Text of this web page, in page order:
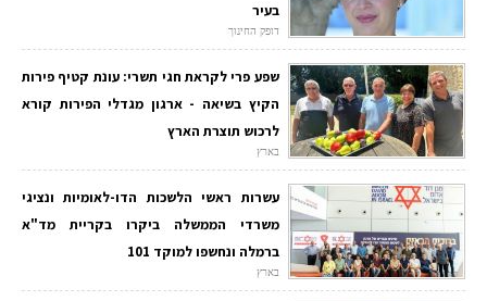
בעיר
דופק החינוך
שפע פרי לקראת חגי תשרי: עונת קטיף פירות
הקיץ בשיאה - ארגון מגדלי הפירות קורא
לרכוש תוצרת הארץ
בארץ
עשרות ראשי הלשכות הדו-לאומיות ונציגי
משרדי הממשלה ביקרו בקריית מד"א
ברמלה ונחשפו למוקד 101
בארץ